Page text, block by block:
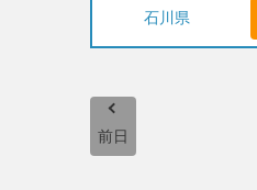
石川県
前日